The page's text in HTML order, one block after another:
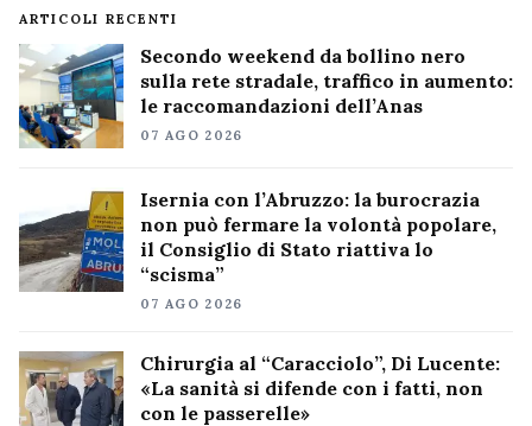
ARTICOLI RECENTI
Secondo weekend da bollino nero
sulla rete stradale, traffico in aumento:
le raccomandazioni dell’Anas
07 AGO 2026
Isernia con l’Abruzzo: la burocrazia
non può fermare la volontà popolare,
il Consiglio di Stato riattiva lo
“scisma”
07 AGO 2026
Chirurgia al “Caracciolo”, Di Lucente:
«La sanità si difende con i fatti, non
con le passerelle»